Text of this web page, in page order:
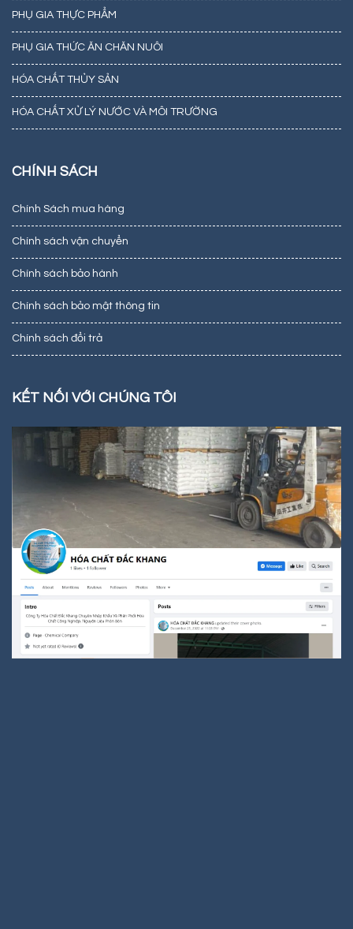
PHỤ GIA THỰC PHẨM
PHỤ GIA THỨC ĂN CHĂN NUÔI
HÓA CHẤT THỦY SẢN
HÓA CHẤT XỬ LÝ NƯỚC VÀ MÔI TRƯỜNG
CHÍNH SÁCH
Chính Sách mua hàng
Chính sách vận chuyển
Chính sách bảo hành
Chính sách bảo mật thông tin
Chính sách đổi trả
KẾT NỐI VỚI CHÚNG TÔI